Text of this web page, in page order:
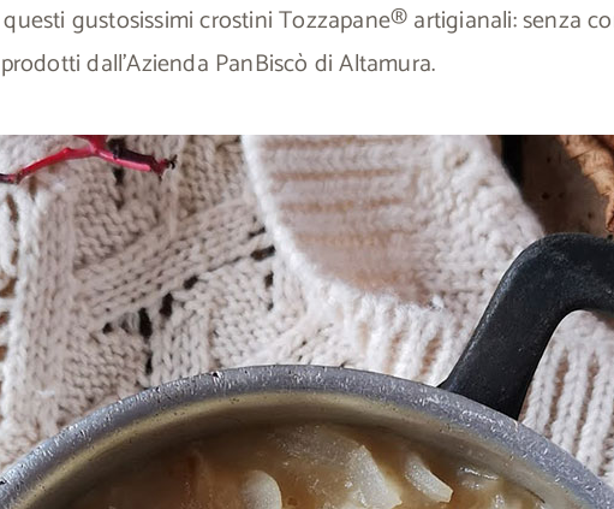
gustosissimi crostini Tozzapane® artigianali: senza
dall’Azienda PanBiscò di Altamura.